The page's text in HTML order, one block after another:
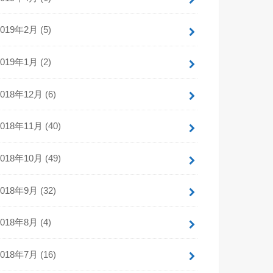
年2月 (5)
年1月 (2)
年12月 (6)
年11月 (40)
年10月 (49)
年9月 (32)
年8月 (4)
年7月 (16)